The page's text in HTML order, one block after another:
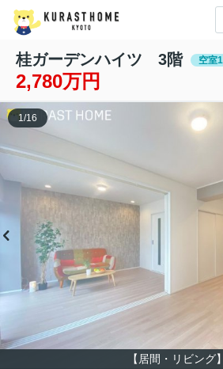
桂ガーデンハイツ 3階 空室1
2,780万円
【居間・リビング】
1/16